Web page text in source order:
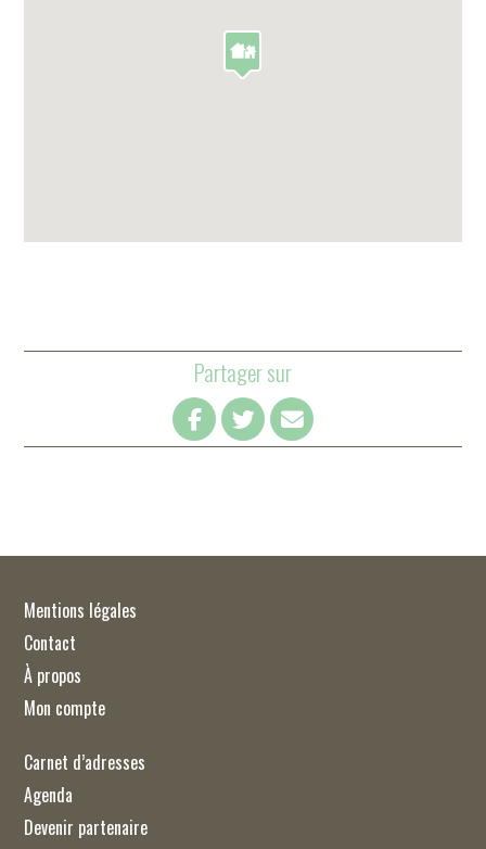
Partager sur
Mentions légales
Contact
À propos
Mon compte
Carnet d’adresses
Agenda
Devenir partenaire